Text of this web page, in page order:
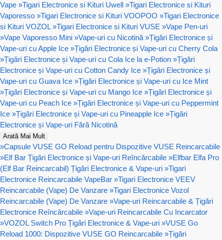
Vape »Tigari Electronice si Kituri Uwell »Tigari Electronice si Kituri
Vaporesso »Tigari Electronice si Kituri VOOPOO »Tigari Electronice
si Kituri VOZOL »Tigari Electronice si Kituri VUSE »Vape Pen-uri
»Vape Vaporesso Mini »Vape-uri cu Nicotină »Țigări Electronice și
Vape-uri cu Apple Ice »Țigări Electronice și Vape-uri cu Cherry Cola
»Țigări Electronice și Vape-uri cu Cola Ice la e-Potion »Țigări
Electronice și Vape-uri cu Cotton Candy Ice »Țigări Electronice și
Vape-uri cu Guava Ice »Țigări Electronice și Vape-uri cu Ice Mint
»Țigări Electronice și Vape-uri cu Mango Ice »Țigări Electronice și
Vape-uri cu Peach Ice »Țigări Electronice și Vape-uri cu Peppermint
Ice »Țigări Electronice și Vape-uri cu Pineapple Ice »Țigări
Electronice și Vape-uri Fără Nicotină
Arată Mai Mult
»Capsule VUSE GO Reload pentru Dispozitive VUSE Reincarcabile
»Elf Bar Țigări Electronice și Vape-uri Reîncărcabile »Elfbar Elfa Pro
(Elf Bar Reincarcabil) Țigări Electronice & Vape-uri »Tigari
Electronice Reincarcabile VapeBar »Tigari Electronice VEEV
Reincarcabile (Vape) De Vanzare »Tigari Electronice Vozol
Reincarcabile (Vape) De Vanzare »Vape-uri Reincarcabile & Țigări
Electronice Reîncărcabile »Vape-uri Reincarcabile Cu Incarcator
»VOZOL Switch Pro Țigări Electronice & Vape-uri »VUSE Go
Reload 1000: Dispozitive VUSE GO Reincarcabile »Țigări